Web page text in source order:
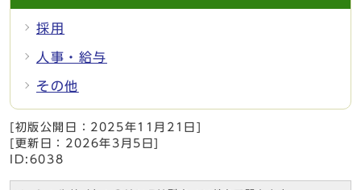
採用
人事・給与
その他
[初版公開日： 2025年11月21日
[更新日： 2026年3月5日
ID:6038